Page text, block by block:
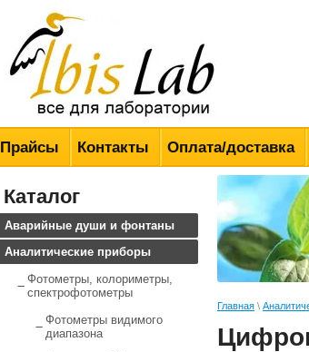
Всё для лабораторий
Прайсы Контакты Оплата/доставка
Главная \
Каталог
Аварийные души и фонтаны
Аналитические приборы
Фотометры, колориметры,
спектрофотометры
Фотометры видимого
диапазона